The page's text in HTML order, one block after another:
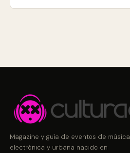
Magazine y guía de eventos de música
electrónica y urbana nacido en